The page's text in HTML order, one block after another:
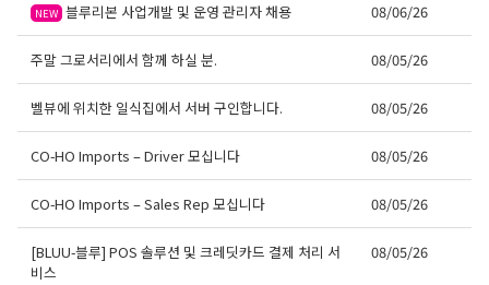
NEW 블루리본 사업개발 및 운영 관리자 채용 08/06/26
주말 그로서리에서 함께 하실 분. 08/05/26
벨뷰에 위치한 일식집에서 서버 구인합니다. 08/05/26
CO-HO Imports – Driver 모십니다 08/05/26
CO-HO Imports – Sales Rep 모십니다 08/05/26
[BLUU-블루] POS 솔루션 및 크레딧카드 결제 처리 서
비스
08/05/26